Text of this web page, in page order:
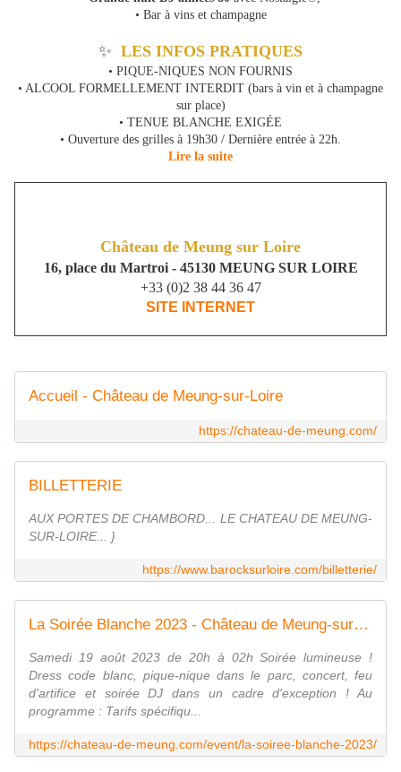
• Bar à vins et champagne
✨ LES INFOS PRATIQUES
• PIQUE-NIQUES NON FOURNIS
• ALCOOL FORMELLEMENT INTERDIT (bars à vin et à champagne
sur place)
• TENUE BLANCHE EXIGÉE
• Ouverture des grilles à 19h30 / Dernière entrée à 22h.
Lire la suite
Château de Meung sur Loire
16, place du Martroi - 45130 MEUNG SUR LOIRE
+33 (0)2 38 44 36 47
SITE INTERNET
Accueil - Château de Meung-sur-Loire
https://chateau-de-meung.com/
BILLETTERIE
AUX PORTES DE CHAMBORD... LE CHATEAU DE MEUNG-
SUR-LOIRE... }
https://www.barocksurloire.com/billetterie/
La Soirée Blanche 2023 - Château de Meung-sur-Loire
Samedi 19 août 2023 de 20h à 02h Soirée lumineuse !
Dress code blanc, pique-nique dans le parc, concert, feu
d'artifice et soirée DJ dans un cadre d'exception ! Au
programme : Tarifs spécifiqu...
https://chateau-de-meung.com/event/la-soiree-blanche-2023/